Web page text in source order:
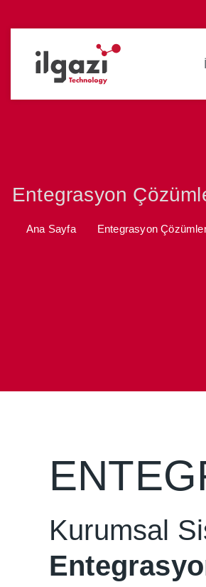
Entegrasyon
Ana Sayfa Entegrasyon
Kurumsal